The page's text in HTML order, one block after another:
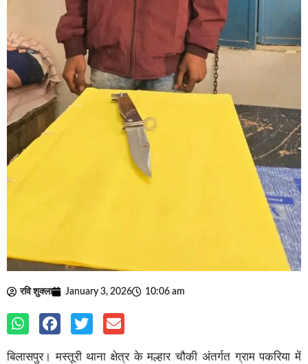
रवि शुक्ला January 3, 2026 10:06 am
बिलासपुर। मस्तूरी थाना क्षेत्र के मल्हार चौकी अंतर्गत ग्राम पकरिया में